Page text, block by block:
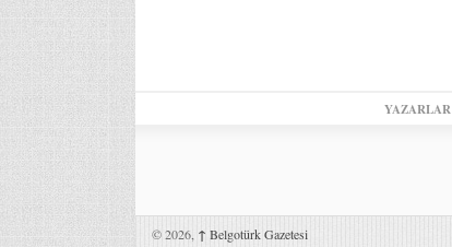
YAZARLAR
© 2026, ↑ Belgotürk Gazetesi